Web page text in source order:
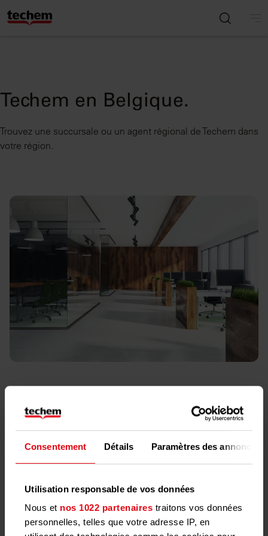
Consentement Détails Paramètres des annonces
Utilisation responsable de vos données
Nous et nos 1022 partenaires traitons vos données
personnelles, telles que votre adresse IP, en
Techem en Belgique.
Trouvez une succursale ou un agent régional de Techem dans
votre région.
Tél: +32 2 529 63 00
Congés et jours fériés :
mercredi 24 décembre au vendredi 2 janvier 2026
inclus